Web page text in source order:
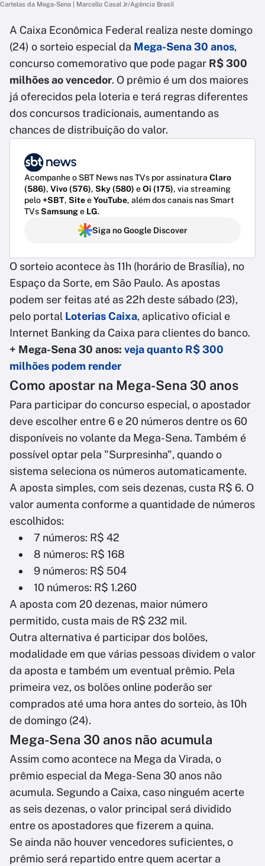
Cartelas da Mega-Sena | Marcello Casal Jr/Agência Brasil
A Caixa Econômica Federal realiza neste domingo
(24) o sorteio especial da Mega-Sena 30 anos,
concurso comemorativo que pode pagar R$ 300
milhões ao vencedor. O prêmio é um dos maiores
já oferecidos pela loteria e terá regras diferentes
dos concursos tradicionais, aumentando as
chances de distribuição do valor.
Acompanhe o SBT News nas TVs por assinatura Claro
(586), Vivo (576), Sky (580) eOi (175), via streaming
pelo+SBT, SiteeYouTube, além dos canais nas Smart
TVsSamsunge LG.
Siga no Google Discover
O sorteio acontece às 11h (horário de Brasília), no
Espaço da Sorte, em São Paulo. As apostas
podem ser feitas até as 22h deste sábado (23),
pelo portal Loterias Caixa, aplicativo oficial e
Internet Banking da Caixa para clientes do banco.
+ Mega-Sena 30 anos: veja quanto R$ 300
milhões podem render
Como apostar na Mega-Sena 30 anos
Para participar do concurso especial, o apostador
deve escolher entre 6 e 20 números dentre os 60
disponíveis no volante da Mega-Sena. Também é
possível optar pela "Surpresinha", quando o
sistema seleciona os números automaticamente.
A aposta simples, com seis dezenas, custa R$ 6. O
valor aumenta conforme a quantidade de números
escolhidos:
7 números: R$ 42
8 números: R$ 168
9 números: R$ 504
10 números: R$ 1.260
A aposta com 20 dezenas, maior número
permitido, custa mais de R$ 232 mil.
Outra alternativa é participar dos bolões,
modalidade em que várias pessoas dividem o valor
da aposta e também um eventual prêmio. Pela
primeira vez, os bolões online poderão ser
comprados até uma hora antes do sorteio, às 10h
de domingo (24).
Mega-Sena 30 anos não acumula
Assim como acontece na Mega da Virada, o
prêmio especial da Mega-Sena 30 anos não
acumula. Segundo a Caixa, caso ninguém acerte
as seis dezenas, o valor principal será dividido
entre os apostadores que fizerem a quina.
Se ainda não houver vencedores suficientes, o
prêmio será repartido entre quem acertar a